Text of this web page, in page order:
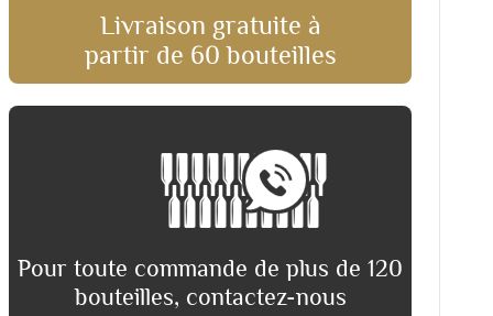
Livraison gratuite à
partir de 60 bouteilles
Pour toute commande de plus de 120
bouteilles, contactez-nous